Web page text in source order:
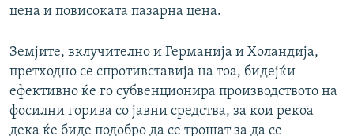
цена и повисоката пазарна цена.
Земјите, вклучително и Германија и Холандија,
претходно се спротивставија на тоа, бидејќи
ефективно ќе го субвенционира производството на
фосилни горива со јавни средства, за кои рекоа
дека ќе биде подобро да се трошат за да се